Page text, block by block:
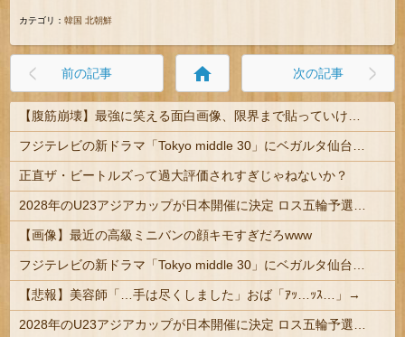
カテゴリ：韓国 北朝鮮
前の記事 home 次の記事
正直ザ・ビートルズって過大評価されすぎじゃねないか？
【画像】最近の高級ミニバンの顔キモすぎだろwww
【悲報】美容師「…手は尽くしました」おば「ｱｯ…ｯｽ…」→